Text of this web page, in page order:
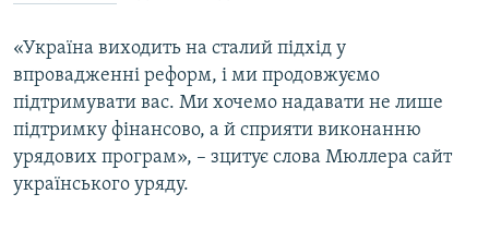
«Україна виходить на сталий підхід у
впровадженні реформ, і ми продовжуємо
підтримувати вас. Ми хочемо надавати не лише
підтримку фінансово, а й сприяти виконанню
урядових програм», – зцитує слова Мюллера сайт
українського уряду.